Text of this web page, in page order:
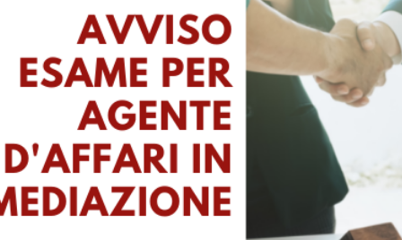
Prenota
zione
on line